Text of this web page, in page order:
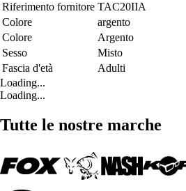
Riferimento fornitore TAC20IIA
Colore
argento
Colore
Argento
Sesso
Misto
Fascia d'età
Adulti
Loading...
Loading...
Tutte le nostre marche